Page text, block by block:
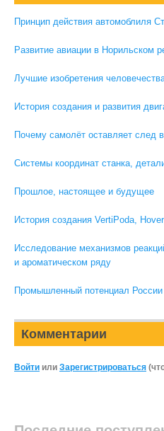
Принцип действия автомоблиля
Развитие авиации в Норильском
Лучшие изобретения
История создания и развития
Почему самолёт оставляет след
Системы координат станка,
Прошлое, настоящее и будущее
История создания VertiPoda,
Исследование механизмов
и ароматическом ряду
Промышленный потенциал России
Комментарии
Войти или Зарегистрироваться